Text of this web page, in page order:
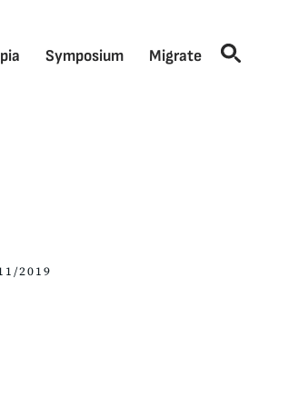
Symposium Migrate
2019